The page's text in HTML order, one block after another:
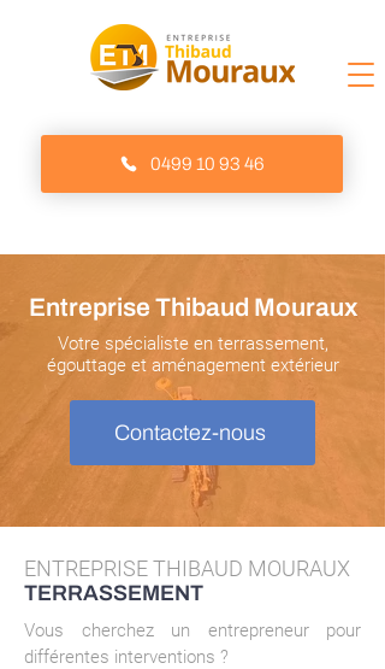
0499 10 93 46
Entreprise Thibaud Mouraux
Votre spécialiste en terrassement,
égouttage et aménagement extérieur
Contactez-nous
ENTREPRISE THIBAUD MOURAUX
TERRASSEMENT
Vous cherchez un entrepreneur pour
différentes interventions ?